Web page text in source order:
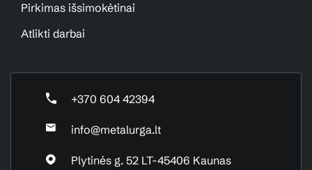
+370 604 42394
info@metalurga.lt
Plytinės g. 52 LT-45406 Kaunas
Pirkimas išsimokėtinai
Atlikti darbai